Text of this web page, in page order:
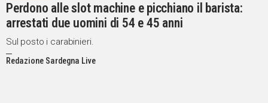
Perdono alle slot machine e picchiano il barista:
arrestati due uomini di 54 e 45 anni
Sul posto i carabinieri.
Redazione Sardegna Live